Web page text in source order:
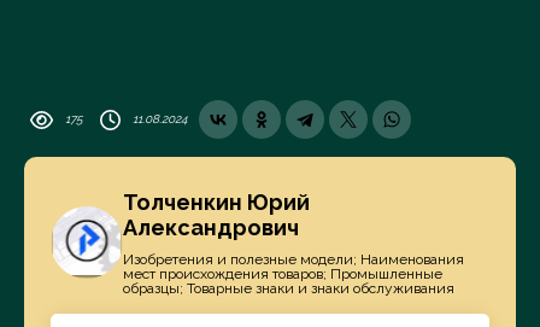
175 11.08.2024
Толченкин Юрий
Александрович
Изобретения и полезные модели; Наименования
мест происхождения товаров; Промышленные
образцы; Товарные знаки и знаки обслуживания